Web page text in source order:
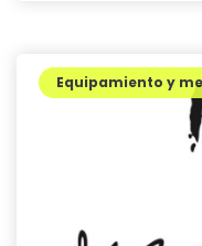
Equipamiento y